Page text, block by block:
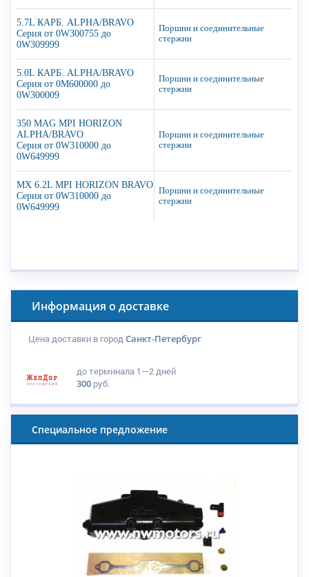
5.7L КАРБ. ALPHA/BRAVO
Серия от 0W300755 до
0W309999
Поршни и соединительные
стержни
5.0L КАРБ. ALPHA/BRAVO
Серия от 0M600000 до
0W300009
Поршни и соединительные
стержни
350 MAG MPI HORIZON
ALPHA/BRAVO
Серия от 0W310000 до
0W649999
Поршни и соединительные
стержни
MX 6.2L MPI HORIZON BRAVO
Серия от 0W310000 до
0W649999
Поршни и соединительные
стержни
Информация о доставке
Цена доставки в городСанкт-Петербург
до терминала 1—2 дней
300 руб.
Специальное предложение